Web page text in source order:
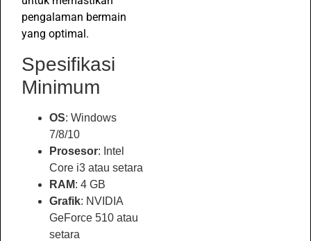
pengalaman bermain
yang optimal.
Spesifikasi
Minimum
OS: Windows
7/8/10
Prosesor: Intel
Core i3 atau setara
RAM: 4 GB
Grafik: NVIDIA
GeForce 510 atau
setara